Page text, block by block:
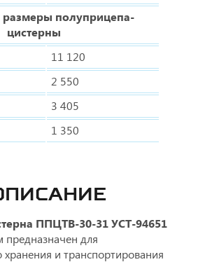
размеры полуприцепа-
цистерны
11 120
2 550
3 405
1 350
ППЦТВ-30-31 УСТ-94651
для
хранения и транспортирования